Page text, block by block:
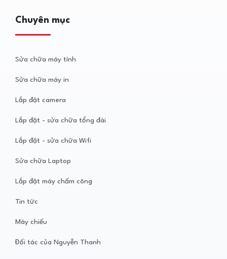
Chuyên mục
Sửa chữa máy tính
Sửa chữa máy in
Lắp đặt camera
Lắp đặt - sửa chữa tổng đài
Lắp đặt - sửa chữa Wifi
Sửa chữa Laptop
Lắp đặt máy chấm công
Tin tức
Máy chiếu
Đối tác của Nguyễn Thanh